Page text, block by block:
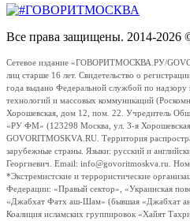
Все права защищены. 2014-2026
Сетевое издание «ГОВОРИТМОСКВА.РУ/
лиц старше 16 лет. Свидетельство о
года выдано Федеральной службой по
технологий и массовых коммуникаций
Хорошевская, дом 12, пом. 22. Учредитель
«РУ ФМ» (123298 Москва, ул. 3-я
GOVORITMOSKVA.RU. Территория
зарубежные страны. Языки: русский и
Георгиевич. Email: info@govoritmoskva.ru.
*Экстремистские и террористические
Федерации: «Правый сектор», «Украинская
«Джабхат Фатх аш-Шам» (бывшая «Джабхат
Коалиция исламских группировок «Хайят